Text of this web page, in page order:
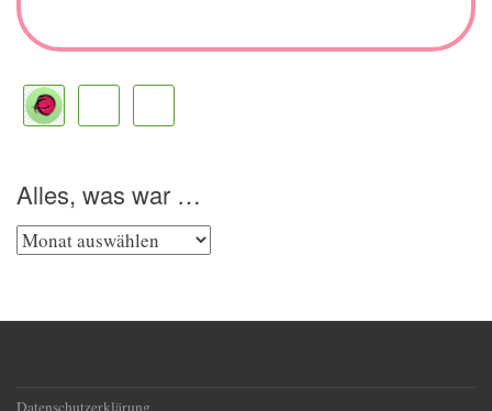
Alles, was war …
Alles,
…
Datenschutzerklärung